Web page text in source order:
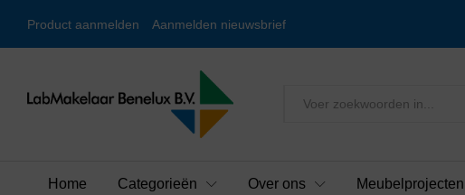
Product aanmelden Aanmelden nieuwsbrief
Alles
Home Categorieën Over ons Meubelprojecten